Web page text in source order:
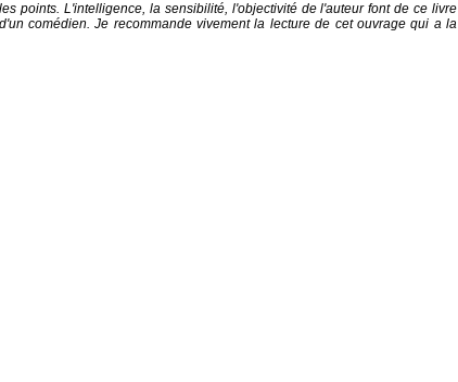
points. L'intelligence, la sensibilité, l'objectivité de l'auteur font de ce livre
comédien. Je recommande vivement la lecture de cet ouvrage qui a la